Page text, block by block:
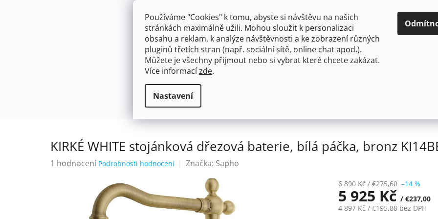
Používáme "Cookies" k tomu, abyste si návštěvu na našich
stránkách maximálně užili. Mohou sloužit k personalizaci
obsahu a reklam, k analýze návštěvnosti a ke zobrazení různých
pluginů třetích stran (např. sociální sítě, online chat apod.).
Můžete je všechny přijmout nebo si vybrat které chcete zakázat.
Více informacízde.
Nastavení
HLEDAT
NÁSTĚNNÉ 150/100MM SE SPRCHOU
KIRKÉ WHITE stojánková dřezová baterie, bílá páčka, bronz KI14BB
KIRKÉ WHITE stojánková dřezová baterie, bílá páčka, bronz
Průměrné
1 hodnocení Podrobnosti hodnocení Značka: Sapho
6 890 Kč / €275,60 –14 %
5 925 Kč / €237,00
4 897 Kč / €195,88 bez DPH